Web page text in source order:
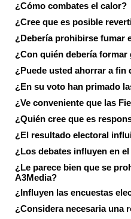
¿Cómo combates el calor?
¿Cree que es posible
¿Debería prohibirse fumar
¿Con quién debería
¿Puede usted ahorrar a fin
¿En su voto han primado
¿Ve conveniente que las
¿Quién cree que es
¿El resultado electoral
¿Los debates influyen en
¿Le parece bien que se
A3Media?
¿Influyen las encuestas
¿Considera necesaria una